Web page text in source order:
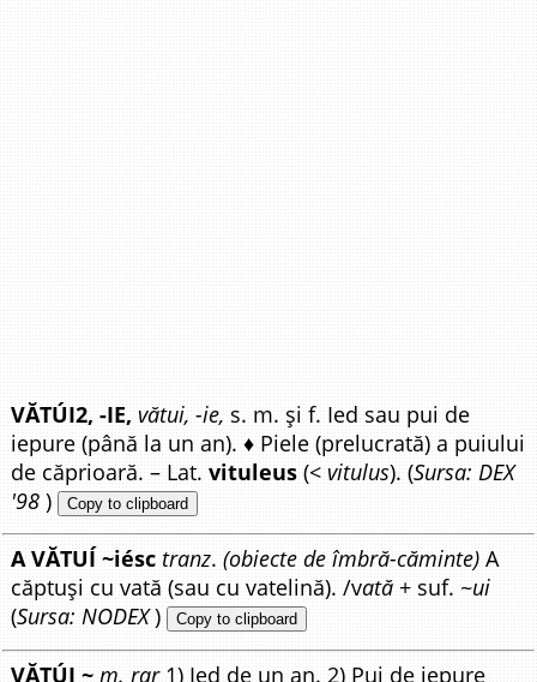
VĂTÚI2, -IE, vătui, -ie, s. m. și f. Ied sau pui de
iepure (până la un an). ♦ Piele (prelucrată) a puiului
de căprioară. – Lat.vituleus (<vitulus). (Sursa: DEX
'98 ) Copy to clipboard
A VĂTUÍ ~iésc tranz.(obiecte de îmbră-căminte) A
căptuși cu vată (sau cu vatelină). /vată + suf. ~ui
(Sursa: NODEX) Copy to clipboard
VĂTÚI ~ m. rar1) Ied de un an. 2) Pui de iepure